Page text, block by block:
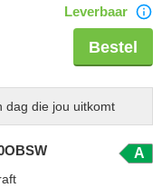
Leverbaar
Bestel
dag die jou uitkomt
A